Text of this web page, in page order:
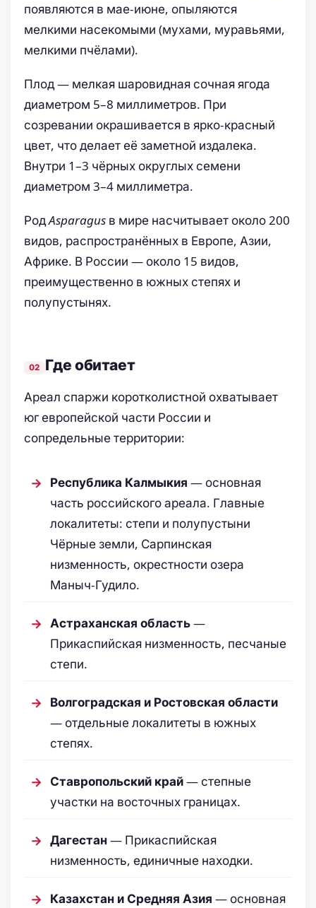
появляются в мае-июне, опыляются
мелкими насекомыми (мухами, муравьями,
мелкими пчёлами).
Плод — мелкая шаровидная сочная ягода
диаметром 5–8 миллиметров. При
созревании окрашивается в ярко-красный
цвет, что делает её заметной издалека.
Внутри 1–3 чёрных округлых семени
диаметром 3–4 миллиметра.
РодAsparagusв мире насчитывает около 200
видов, распространённых в Европе, Азии,
Африке. В России — около 15 видов,
преимущественно в южных степях и
полупустынях.
Где обитает
Ареал спаржи коротколистной охватывает
юг европейской части России и
сопредельные территории:
Республика Калмыкия — основная
часть российского ареала. Главные
локалитеты: степи и полупустыни
Чёрные земли, Сарпинская
низменность, окрестности озера
Маныч-Гудило.
Астраханская область—
Прикаспийская низменность, песчаные
степи.
Волгоградская и Ростовская области
— отдельные локалитеты в южных
степях.
Ставропольский край— степные
участки на восточных границах.
Дагестан— Прикаспийская
низменность, единичные находки.
Казахстан и Средняя Азия — основная